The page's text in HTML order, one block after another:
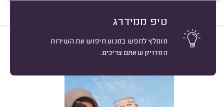
טיפ ממידרג
מומלץ לחפש במנוע חיפוש את השירות
המדויק שאתם צריכים.
סוג
אבי א. פתח תקווה.
משוב: 05/02/2026
10